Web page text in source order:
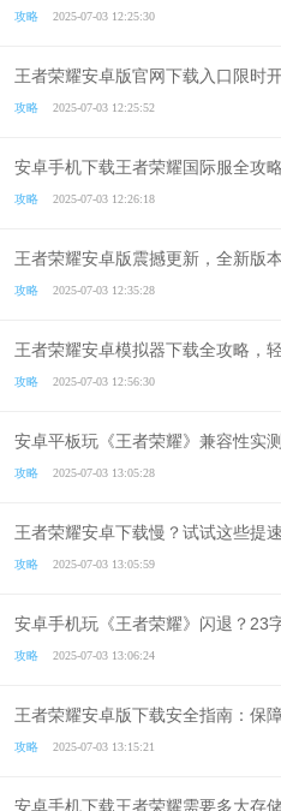
攻略 2025-07-03 12:25:30
王者荣耀安卓版官网下载入口限时开
攻略 2025-07-03 12:25:52
安卓手机下载王者荣耀国际服全攻略
攻略 2025-07-03 12:26:18
王者荣耀安卓版震撼更新，全新版
攻略 2025-07-03 12:35:28
王者荣耀安卓模拟器下载全攻略，
攻略 2025-07-03 12:56:30
安卓平板玩《王者荣耀》兼容性实
攻略 2025-07-03 13:05:28
王者荣耀安卓下载慢？试试这些提
攻略 2025-07-03 13:05:59
安卓手机玩《王者荣耀》闪退？23
攻略 2025-07-03 13:06:24
王者荣耀安卓版下载安全指南：保
攻略 2025-07-03 13:15:21
安卓手机下载王者荣耀需要多大存